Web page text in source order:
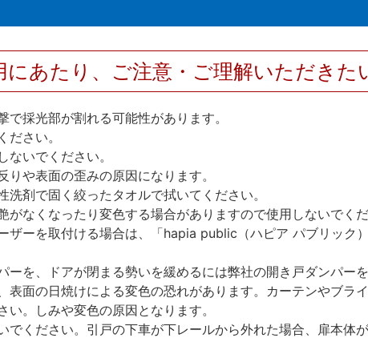
にあたり、ご注意・ご理解いただきた
採光部が割れる可能性があります。
さい。
いでください。
や表面の歪みの原因になります。
剤で固く絞ったタオルで拭いてください。
なくなったり変色する場合がありますので使用しないでく
ーを取付ける場合は、「hapia public（ハピア パブリック
を、ドアが閉まる勢いを緩めるには弊社の開き戸ダンパー
面の日焼けによる変色の恐れがあります。カーテンやブラ
。しみや変色の原因となります。
ください。引戸の下車が下レールから外れた場合、扉本体